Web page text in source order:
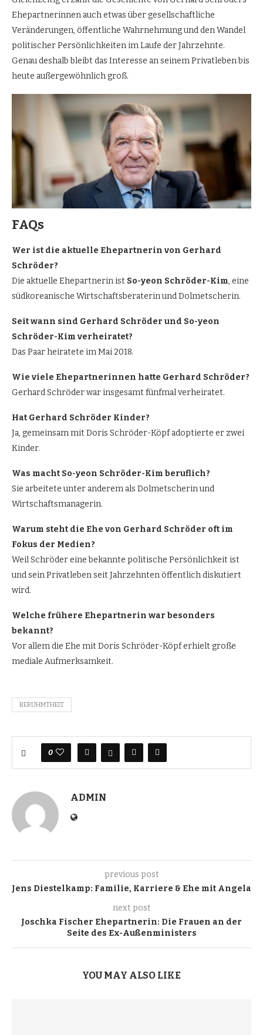
Ehepartnerinnen auch etwas über gesellschaftliche
Veränderungen, öffentliche Wahrnehmung und den Wandel
politischer Persönlichkeiten im Laufe der Jahrzehnte.
Genau deshalb bleibt das Interesse an seinem Privatleben bis
heute außergewöhnlich groß.
FAQs
Wer ist die aktuelle Ehepartnerin von Gerhard
Schröder?
Die aktuelle Ehepartnerin ist So-yeon Schröder-Kim, eine
südkoreanische Wirtschaftsberaterin und Dolmetscherin.
Seit wann sind Gerhard Schröder und So-yeon
Schröder-Kim verheiratet?
Das Paar heiratete im Mai 2018.
Wie viele Ehepartnerinnen hatte Gerhard Schröder?
Gerhard Schröder war insgesamt fünfmal verheiratet.
Hat Gerhard Schröder Kinder?
Ja, gemeinsam mit Doris Schröder-Köpf adoptierte er zwei
Kinder.
Was macht So-yeon Schröder-Kim beruflich?
Sie arbeitete unter anderem als Dolmetscherin und
Wirtschaftsmanagerin.
Warum steht die Ehe von Gerhard Schröder oft im
Fokus der Medien?
Weil Schröder eine bekannte politische Persönlichkeit ist
und sein Privatleben seit Jahrzehnten öffentlich diskutiert
wird.
Welche frühere Ehepartnerin war besonders
bekannt?
Vor allem die Ehe mit Doris Schröder-Köpf erhielt große
mediale Aufmerksamkeit.
BERÜHMTHEIT
0
ADMIN
previous post
Jens Diestelkamp: Familie, Karriere & Ehe mit Angela
next post
Joschka Fischer Ehepartnerin: Die Frauen an der
Seite des Ex-Außenministers
YOU MAY ALSO LIKE